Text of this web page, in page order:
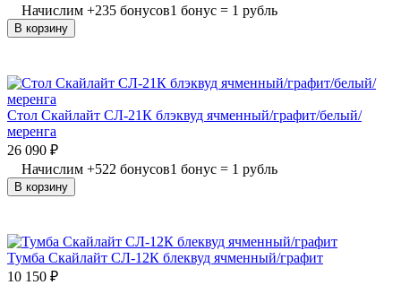
Начислим +235 бонусов1 бонус = 1 рубль
В корзину
Стол Скайлайт СЛ-21К блэквуд ячменный/графит/белый/
меренга
26 090 ₽
Начислим +522 бонусов1 бонус = 1 рубль
В корзину
Тумба Скайлайт СЛ-12К блеквуд ячменный/графит
10 150 ₽